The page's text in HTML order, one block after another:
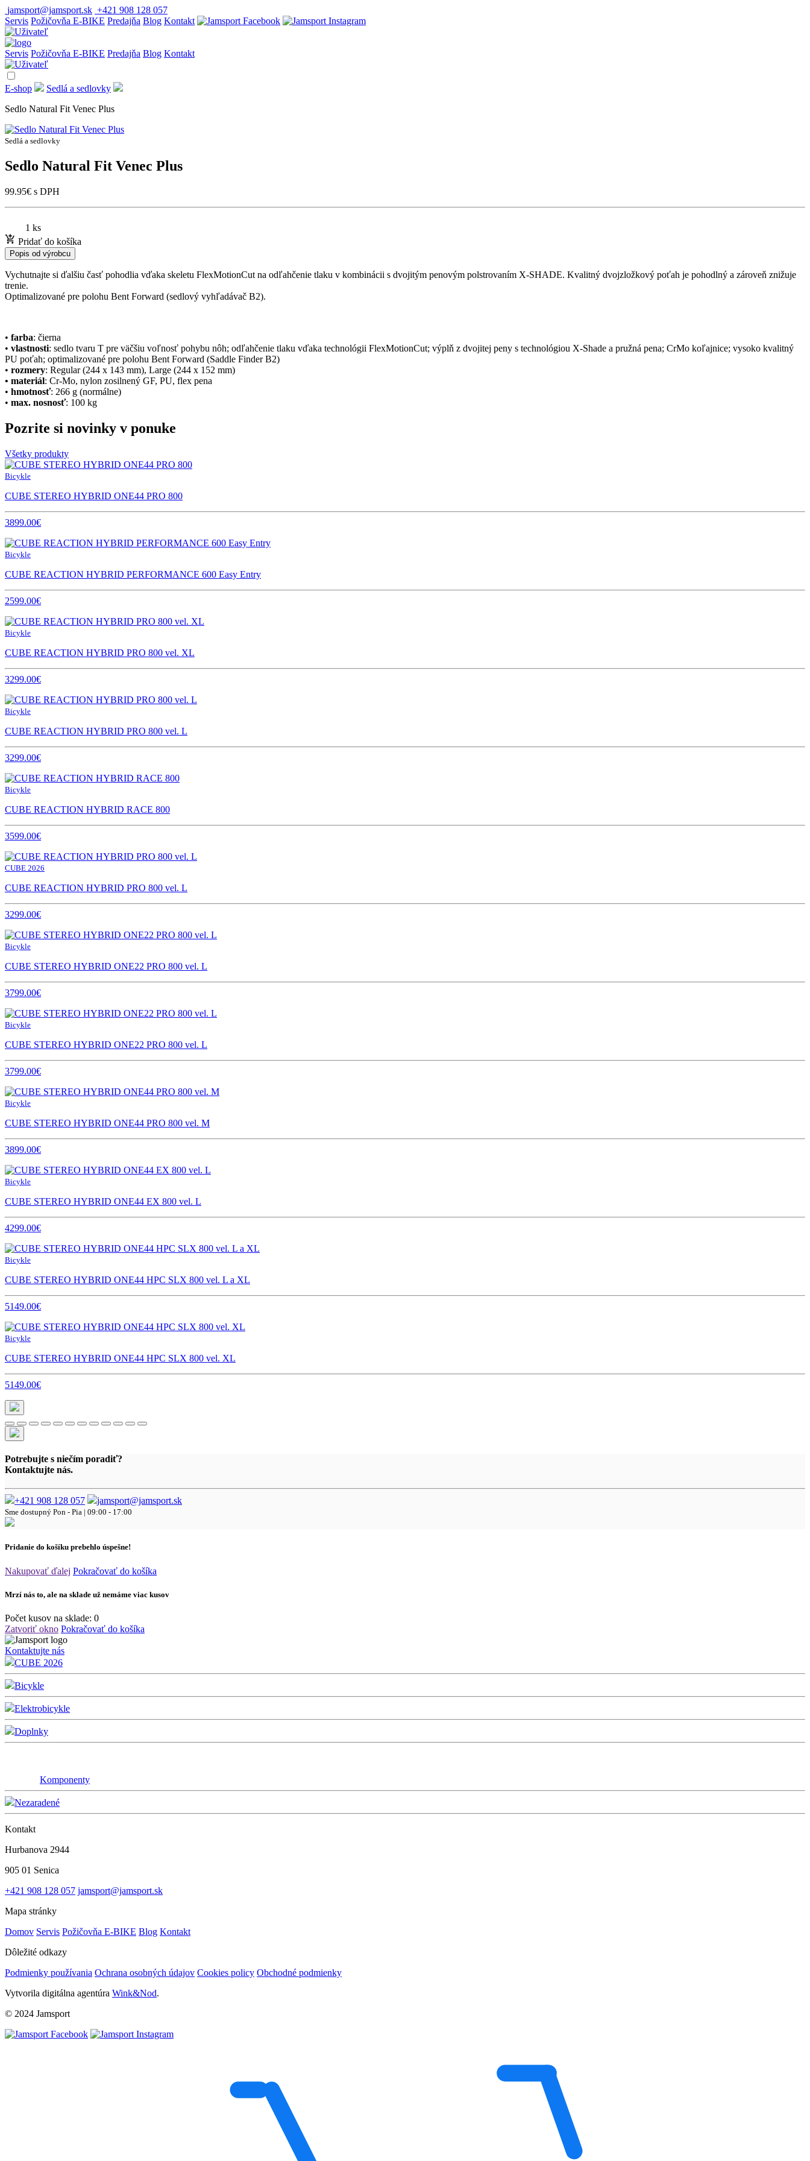
jamsport@jamsport.sk +421 908 128 057
Servis Požičovňa E-BIKE Predajňa Blog Kontakt
Servis Požičovňa E-BIKE Predajňa Blog Kontakt
E-shop
Sedlá a sedlovky
Sedlo Natural Fit Venec Plus
Sedlá a sedlovky
Sedlo Natural Fit Venec Plus
99.95€ s DPH
1 ks
Pridať do košíka
Popis od výrobcu
Vychutnajte si ďalšiu časť pohodlia vďaka skeletu FlexMotionCut na odľahčenie tlaku v kombinácii s dvojitým penovým polstrovaním X-SHADE. Kvalitný dvojzložkový poťah je pohodlný a zároveň znižuje
trenie.
Optimalizované pre polohu Bent Forward (sedlový vyhľadávač B2).
• farba: čierna
• vlastnosti: sedlo tvaru T pre väčšiu voľnosť pohybu nôh; odľahčenie tlaku vďaka technológii FlexMotionCut; výplň z dvojitej peny s technológiou X-Shade a pružná pena; CrMo koľajnice; vysoko kvalitný
PU poťah; optimalizované pre polohu Bent Forward (Saddle Finder B2)
• rozmery: Regular (244 x 143 mm), Large (244 x 152 mm)
• materiál: Cr-Mo, nylon zosilnený GF, PU, flex pena
• hmotnosť: 266 g (normálne)
• max. nosnosť: 100 kg
Pozrite si novinky v ponuke
Všetky produkty
Bicykle
CUBE STEREO HYBRID ONE44 PRO 800
3899.00€
Bicykle
CUBE REACTION HYBRID PERFORMANCE 600 Easy Entry
2599.00€
Bicykle
CUBE REACTION HYBRID PRO 800 vel. XL
3299.00€
Bicykle
CUBE REACTION HYBRID PRO 800 vel. L
3299.00€
Bicykle
CUBE REACTION HYBRID RACE 800
3599.00€
CUBE 2026
CUBE REACTION HYBRID PRO 800 vel. L
3299.00€
Bicykle
CUBE STEREO HYBRID ONE22 PRO 800 vel. L
3799.00€
Bicykle
CUBE STEREO HYBRID ONE22 PRO 800 vel. L
3799.00€
Bicykle
CUBE STEREO HYBRID ONE44 PRO 800 vel. M
3899.00€
Bicykle
CUBE STEREO HYBRID ONE44 EX 800 vel. L
4299.00€
Bicykle
CUBE STEREO HYBRID ONE44 HPC SLX 800 vel. L a XL
5149.00€
Bicykle
CUBE STEREO HYBRID ONE44 HPC SLX 800 vel. XL
5149.00€
Potrebujte s niečím poradiť?
Kontaktujte nás.
+421 908 128 057 jamsport@jamsport.sk
Sme dostupný Pon - Pia | 09:00 - 17:00
Pridanie do košíku prebehlo úspešne!
Nakupovať ďalej Pokračovať do košíka
Mrzí nás to, ale na sklade už nemáme viac kusov
Počet kusov na sklade: 0
Zatvoriť okno Pokračovať do košíka
Kontaktujte nás
CUBE 2026
Bicykle
Elektrobicykle
Doplnky
Komponenty
Nezaradené
Kontakt
Hurbanova 2944
905 01 Senica
+421 908 128 057 jamsport@jamsport.sk
Mapa stránky
Domov Servis Požičovňa E-BIKE Blog Kontakt
Dôležité odkazy
Podmienky používania Ochrana osobných údajov Cookies policy Obchodné podmienky
Vytvorila digitálna agentúra Wink&Nod.
© 2024 Jamsport